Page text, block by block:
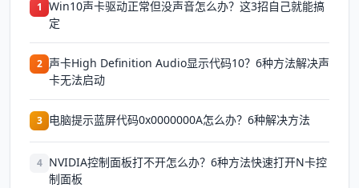
1 Win10声卡驱动正常但没声音怎么办？这3招自己就能搞
定
2 声卡High Definition Audio显示代码10？6种方法解决声
卡无法启动
3 电脑提示蓝屏代码0x0000000A怎么办？6种解决方法
4 NVIDIA控制面板打不开怎么办？6种方法快速打开N卡控
制面板